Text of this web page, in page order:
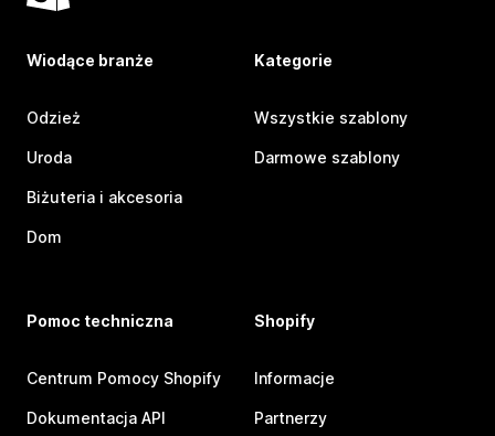
Wiodące branże
Odzież
Uroda
Biżuteria i akcesoria
Dom
Kategorie
Wszystkie szablony
Darmowe szablony
Pomoc techniczna
Centrum Pomocy Shopify
Dokumentacja API
Shopify
Informacje
Partnerzy